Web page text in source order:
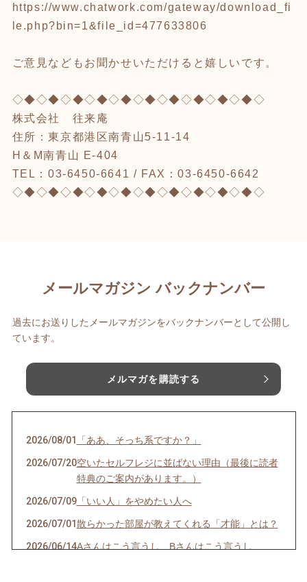
https://www.chatwork.com/gateway/download_fi
le.php?bin=1&file_id=477633806
ご意見などもお聞かせいただけると嬉しいです。
◇◆◇◆◇◆◇◆◇◆◇◆◇◆◇◆◇◆◇◆◇
株式会社 往来庵
住所：東京都港区南青山5-11-14
H＆M南青山 E-404
TEL：03-6450-6641 / FAX：03-6450-6642
◇◆◇◆◇◆◇◆◇◆◇◆◇◆◇◆◇◆◇◆◇
メールマガジン バックナンバー
過去にお送りしたメールマガジンをバックナンバーとして公開し
ています。
メルマガを購読する
2026/08/01 「ああ、そっち系ですか？」
2026/07/20空いたセルフレジに並ばない理由（最後に読者
特典のご案内があります。）
2026/07/09「いい人」をやめたい人へ
2026/07/01散らかった部屋が教えてくれる「才能」とは？
2026/06/14Aさんはこう言うし、Bさんはこう言うし…